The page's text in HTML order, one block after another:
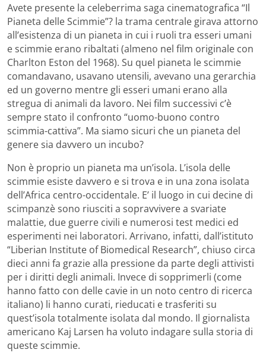
Avete presente la celeberrima saga cinematografica “Il
Pianeta delle Scimmie”? la trama centrale girava attorno
all’esistenza di un pianeta in cui i ruoli tra esseri umani
e scimmie erano ribaltati (almeno nel film originale con
Charlton Eston del 1968). Su quel pianeta le scimmie
comandavano, usavano utensili, avevano una gerarchia
ed un governo mentre gli esseri umani erano alla
stregua di animali da lavoro. Nei film successivi c’è
sempre stato il confronto “uomo-buono contro
scimmia-cattiva”. Ma siamo sicuri che un pianeta del
genere sia davvero un incubo?
Non è proprio un pianeta ma un’isola. L’isola delle
scimmie esiste davvero e si trova e in una zona isolata
dell’Africa centro-occidentale. E’ il luogo in cui decine di
scimpanzè sono riusciti a sopravvivere a svariate
malattie, due guerre civili e numerosi test medici ed
esperimenti nei laboratori. Arrivano, infatti, dall’istituto
“Liberian Institute of Biomedical Research”, chiuso circa
dieci anni fa grazie alla pressione da parte degli attivisti
per i diritti degli animali. Invece di sopprimerli (come
hanno fatto con delle cavie in un noto centro di ricerca
italiano) li hanno curati, rieducati e trasferiti su
quest’isola totalmente isolata dal mondo. Il giornalista
americano Kaj Larsen ha voluto indagare sulla storia di
queste scimmie.